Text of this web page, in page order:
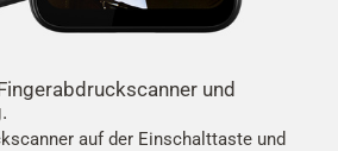
und
auf der Einschalttaste und